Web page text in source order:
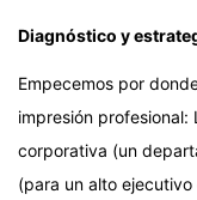
Diagnóstico y
Empecemos por
impresión profesional:
corporativa (un
(para un alto